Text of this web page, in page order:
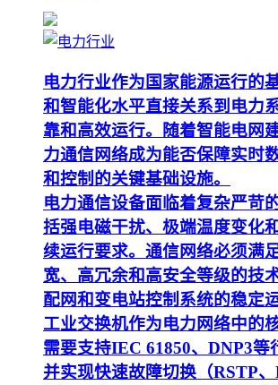
电力行业作为国家能源运行的
和智能化水平直接关系到电力
靠和高效运行。随着智能电网
力通信网络成为能否保障实时
和控制的关键基础设施。
电力通信设备面临着复杂严苛
括强电磁干扰、极端温度变化
续运行要求。通信网络必须满
宽、高冗余和高安全等级的技
配网和变电站控制系统的稳定运
工业交换机作为电力网络中的
需要支持IEC 61850、DNP3等
并实现快速故障切换（RSTP、